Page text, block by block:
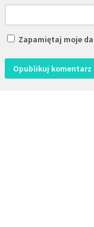
Zapamiętaj moje